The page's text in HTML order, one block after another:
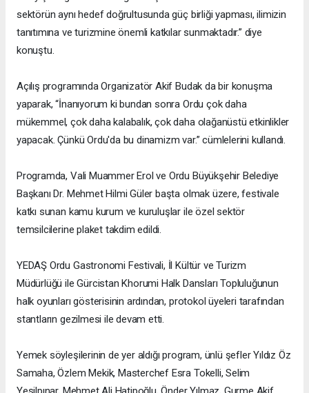
sektörün aynı hedef doğrultusunda güç birliği yapması, ilimizin
tanıtımına ve turizmine önemli katkılar sunmaktadır.” diye
konuştu.
Açılış programında Organizatör Akif Budak da bir konuşma
yaparak, “İnanıyorum ki bundan sonra Ordu çok daha
mükemmel, çok daha kalabalık, çok daha olağanüstü etkinlikler
yapacak. Çünkü Ordu'da bu dinamizm var.” cümlelerini kullandı.
Programda, Vali Muammer Erol ve Ordu Büyükşehir Belediye
Başkanı Dr. Mehmet Hilmi Güler başta olmak üzere, festivale
katkı sunan kamu kurum ve kuruluşlar ile özel sektör
temsilcilerine plaket takdim edildi.
YEDAŞ Ordu Gastronomi Festivali, İl Kültür ve Turizm
Müdürlüğü ile Gürcistan Khorumi Halk Dansları Topluluğunun
halk oyunları gösterisinin ardından, protokol üyeleri tarafından
stantların gezilmesi ile devam etti.
Yemek söyleşilerinin de yer aldığı program, ünlü şefler Yıldız Öz
Samaha, Özlem Mekik, Masterchef Esra Tokelli, Selim